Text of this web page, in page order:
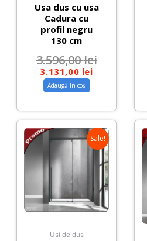
Usa dus cu usa
Cadura cu
profil negru
130 cm
3.596,00lei
3.131,00 lei
Adaugă în coș
Sale!
Usi de dus